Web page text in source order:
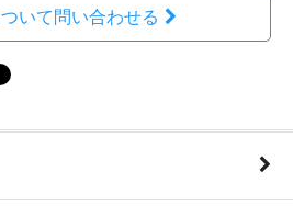
いて問い合わせる